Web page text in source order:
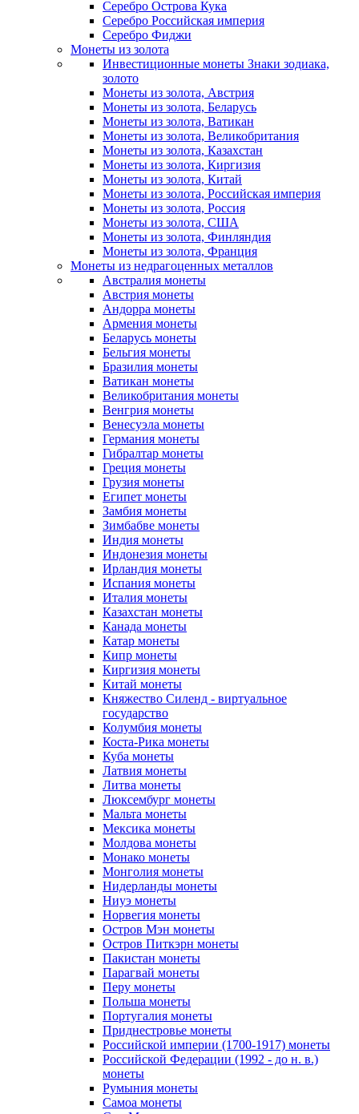
Серебро Острова Кука
Серебро Российская империя
Серебро Фиджи
Монеты из золота
Инвестиционные монеты Знаки зодиака,
золото
Монеты из золота, Австрия
Монеты из золота, Беларусь
Монеты из золота, Ватикан
Монеты из золота, Великобритания
Монеты из золота, Казахстан
Монеты из золота, Киргизия
Монеты из золота, Китай
Монеты из золота, Российская империя
Монеты из золота, Россия
Монеты из золота, США
Монеты из золота, Финляндия
Монеты из золота, Франция
Монеты из недрагоценных металлов
Австралия монеты
Австрия монеты
Андорра монеты
Армения монеты
Беларусь монеты
Бельгия монеты
Бразилия монеты
Ватикан монеты
Великобритания монеты
Венгрия монеты
Венесуэла монеты
Германия монеты
Гибралтар монеты
Греция монеты
Грузия монеты
Египет монеты
Замбия монеты
Зимбабве монеты
Индия монеты
Индонезия монеты
Ирландия монеты
Испания монеты
Италия монеты
Казахстан монеты
Канада монеты
Катар монеты
Кипр монеты
Киргизия монеты
Китай монеты
Княжество Силенд - виртуальное
государство
Колумбия монеты
Коста-Рика монеты
Куба монеты
Латвия монеты
Литва монеты
Люксембург монеты
Мальта монеты
Мексика монеты
Молдова монеты
Монако монеты
Монголия монеты
Нидерланды монеты
Ниуэ монеты
Норвегия монеты
Остров Мэн монеты
Остров Питкэрн монеты
Пакистан монеты
Парагвай монеты
Перу монеты
Польша монеты
Португалия монеты
Приднестровье монеты
Российской империи (1700-1917) монеты
Российской Федерации (1992 - до н. в.)
монеты
Румыния монеты
Самоа монеты